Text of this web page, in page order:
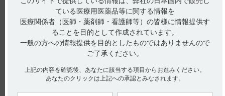
使用期限は何年ですか？
電子添文には、有効期間について以下の記載があります。（引
用1）
ている医療用医薬品等に関する情報を
医療関係者（医師・薬剤師・看護師等）の皆様に情報提供す
ることを目的として作成されています。
一般の方への情報提供を目的としたものではありませんので
ご了承ください。
上記の内容を確認後、あなたに該当する項目からお進みください。
あなたのクリックは上記への承認とみなされます。